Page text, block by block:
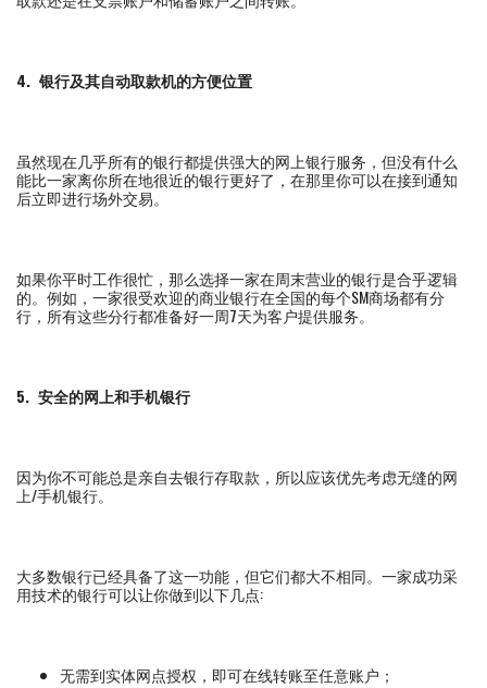
4. 银行及其自动取款机的方便位置
虽然现在几乎所有的银行都提供强大的网上银行服务，但没有什么
能比一家离你所在地很近的银行更好了，在那里你可以在接到通知
后立即进行场外交易。
如果你平时工作很忙，那么选择一家在周末营业的银行是合乎逻辑
的。例如，一家很受欢迎的商业银行在全国的每个SM商场都有分
行，所有这些分行都准备好一周7天为客户提供服务。
5. 安全的网上和手机银行
因为你不可能总是亲自去银行存取款，所以应该优先考虑无缝的网
上/手机银行。
大多数银行已经具备了这一功能，但它们都大不相同。一家成功采
用技术的银行可以让你做到以下几点:
无需到实体网点授权，即可在线转账至任意账户；